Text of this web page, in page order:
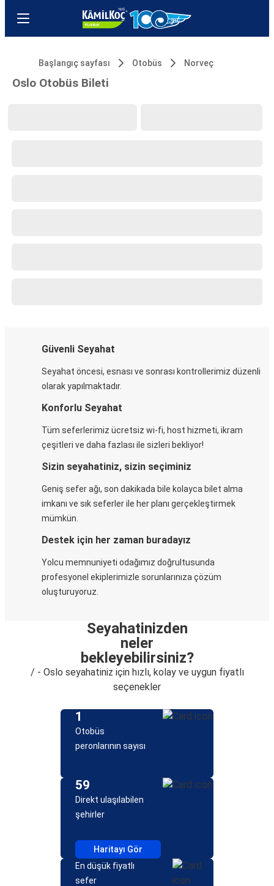
Başlangıç sayfası Otobüs Norveç
Oslo Otobüs Bileti
Güvenli Seyahat
Seyahat öncesi, esnası ve sonrası kontrollerimiz düzenli
olarak yapılmaktadır.
Konforlu Seyahat
Tüm seferlerimiz ücretsiz wi-fi, host hizmeti, ikram
çeşitleri ve daha fazlası ile sizleri bekliyor!
Sizin seyahatiniz, sizin seçiminiz
Geniş sefer ağı, son dakikada bile kolayca bilet alma
imkanı ve sık seferler ile her planı gerçekleştirmek
mümkün.
Destek için her zaman buradayız
Yolcu memnuniyeti odağımız doğrultusunda
profesyonel ekiplerimizle sorunlarınıza çözüm
oluşturuyoruz.
Seyahatinizden
neler
bekleyebilirsiniz?
/ - Oslo seyahatiniz için hızlı, kolay ve uygun fiyatlı
seçenekler
1
Otobüs
peronlarının sayısı
59
Direkt ulaşılabilen
şehirler
Haritayı Gör
En düşük fiyatlı
sefer